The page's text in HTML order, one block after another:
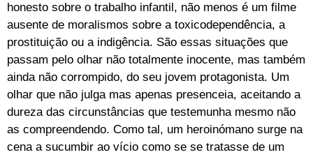
honesto sobre o trabalho infantil, não menos é um filme
ausente de moralismos sobre a toxicodependência, a
prostituição ou a indigência. São essas situações que
passam pelo olhar não totalmente inocente, mas também
ainda não corrompido, do seu jovem protagonista. Um
olhar que não julga mas apenas presenceia, aceitando a
dureza das circunstâncias que testemunha mesmo não
as compreendendo. Como tal, um heroinómano surge na
cena a sucumbir ao vício como se se tratasse de um